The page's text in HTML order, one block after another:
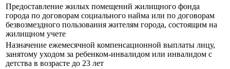
Предоставление жилых помещений жилищного фонда
города по договорам социального найма или по договорам
безвозмездного пользования жителям города, состоящим на
жилищном учете
Назначение ежемесячной компенсационной выплаты лицу,
занятому уходом за ребенком-инвалидом или инвалидом с
детства в возрасте до 23 лет